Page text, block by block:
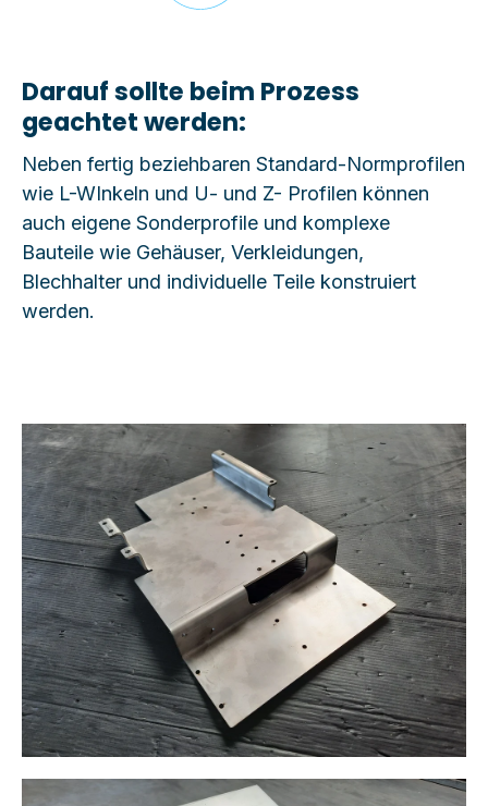
Darauf sollte beim Prozess
geachtet werden:
Neben fertig beziehbaren Standard-Normprofilen
wie L-WInkeln und U- und Z- Profilen können
auch eigene Sonderprofile und komplexe
Bauteile wie Gehäuser, Verkleidungen,
Blechhalter und individuelle Teile konstruiert
werden.